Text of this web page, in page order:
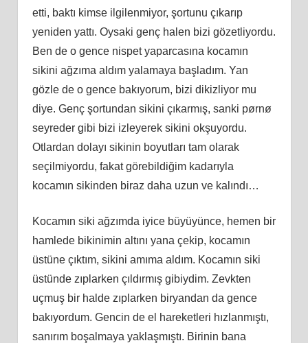
etti, baktı kimse ilgilenmiyor, şortunu çıkarıp
yeniden yattı. Oysaki genç halen bizi gözetliyordu.
Ben de o gence nispet yaparcasına kocamın
sikini ağzıma aldım yalamaya başladım. Yan
gözle de o gence bakıyorum, bizi dikizliyor mu
diye. Genç şortundan sikini çıkarmış, sanki pørnø
seyreder gibi bizi izleyerek sikini okşuyordu.
Otlardan dolayı sikinin boyutları tam olarak
seçilmiyordu, fakat görebildiğim kadarıyla
kocamın sikinden biraz daha uzun ve kalındı…
Kocamın siki ağzımda iyice büyüyünce, hemen bir
hamlede bikinimin altını yana çekip, kocamın
üstüne çıktım, sikini amıma aldım. Kocamın siki
üstünde zıplarken çıldırmış gibiydim. Zevkten
uçmuş bir halde zıplarken biryandan da gence
bakıyordum. Gencin de el hareketleri hızlanmıştı,
sanırım boşalmaya yaklaşmıştı. Birinin bana